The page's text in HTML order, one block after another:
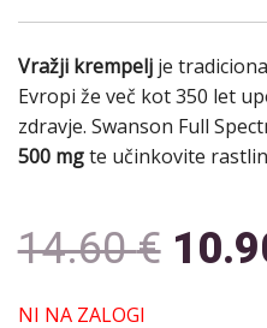
Vražji krempeljje
Evropi že več kot 350 let
zdravje. Swanson Full
500 mgte učinkovite
14.60€
NI NA ZALOGI